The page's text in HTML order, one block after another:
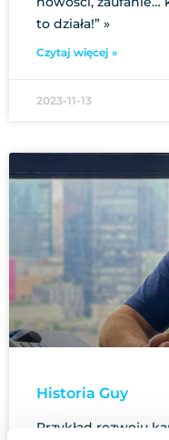
to działa!” »
Czytaj więcej »
2023-11-13
Historia Guy
Przykład rozwoju